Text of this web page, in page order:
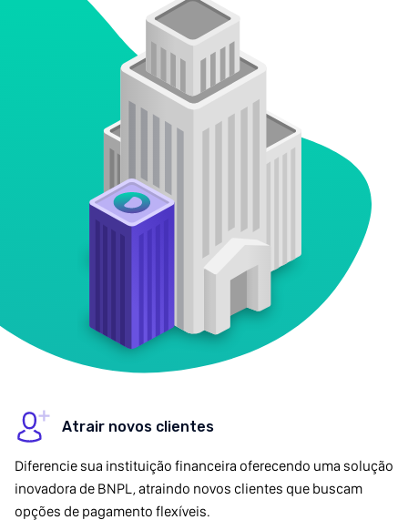
Atrair novos clientes
Diferencie sua instituição financeira oferecendo uma solução
inovadora de BNPL, atraindo novos clientes que buscam
opções de pagamento flexíveis.